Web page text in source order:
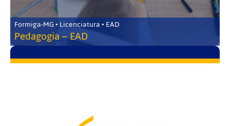
Formiga-MG • Licenciatura • EAD
Pedagogia – EAD